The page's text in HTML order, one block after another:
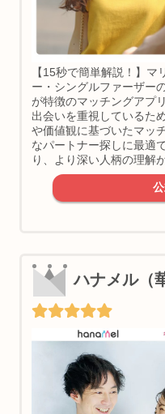
【15秒で簡単解説！】
ー・シングルファーザー
が特徴のマッチングアプ
出会いを重視しているた
や価値観に基づいたマッ
なパートナー探しに最適
り、より深い人柄の理解
ハナメル（